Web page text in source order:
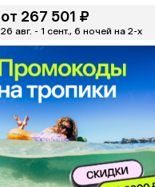
от 267 501 ₽
26 авг. - 1 сент., 6 ночей на 2-x